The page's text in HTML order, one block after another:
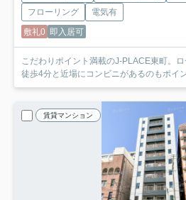
フローリング
電気有
敷礼0 即入居可
こだわりポイント満載のJ-PLACE東町。
徒歩4分と近場にコンビニがあるのもポイ
賃貸マンション